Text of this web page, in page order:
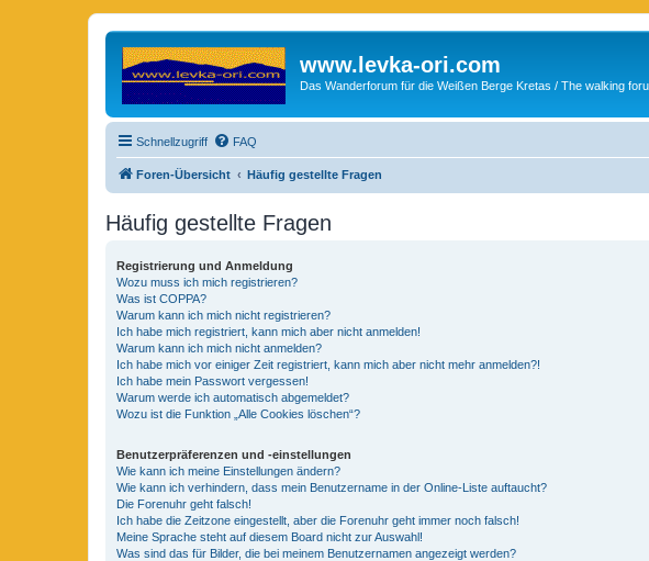
www.levka-ori.com
Das Wanderforum für die Weißen Berge Kretas / The walking
Schnellzugriff FAQ
Foren-Übersicht Häufig gestellte Fragen
Häufig gestellte Fragen
Registrierung und Anmeldung
Wozu muss ich mich registrieren?
Was ist COPPA?
Warum kann ich mich nicht registrieren?
Ich habe mich registriert, kann mich aber nicht anmelden!
Warum kann ich mich nicht anmelden?
Ich habe mich vor einiger Zeit registriert, kann mich aber nicht mehr anmelden?!
Ich habe mein Passwort vergessen!
Warum werde ich automatisch abgemeldet?
Wozu ist die Funktion „Alle Cookies löschen“?
Benutzerpräferenzen und -einstellungen
Wie kann ich meine Einstellungen ändern?
Wie kann ich verhindern, dass mein Benutzername in der Online-Liste auftaucht?
Die Forenuhr geht falsch!
Ich habe die Zeitzone eingestellt, aber die Forenuhr geht immer noch falsch!
Meine Sprache steht auf diesem Board nicht zur Auswahl!
Was sind das für Bilder, die bei meinem Benutzernamen angezeigt werden?